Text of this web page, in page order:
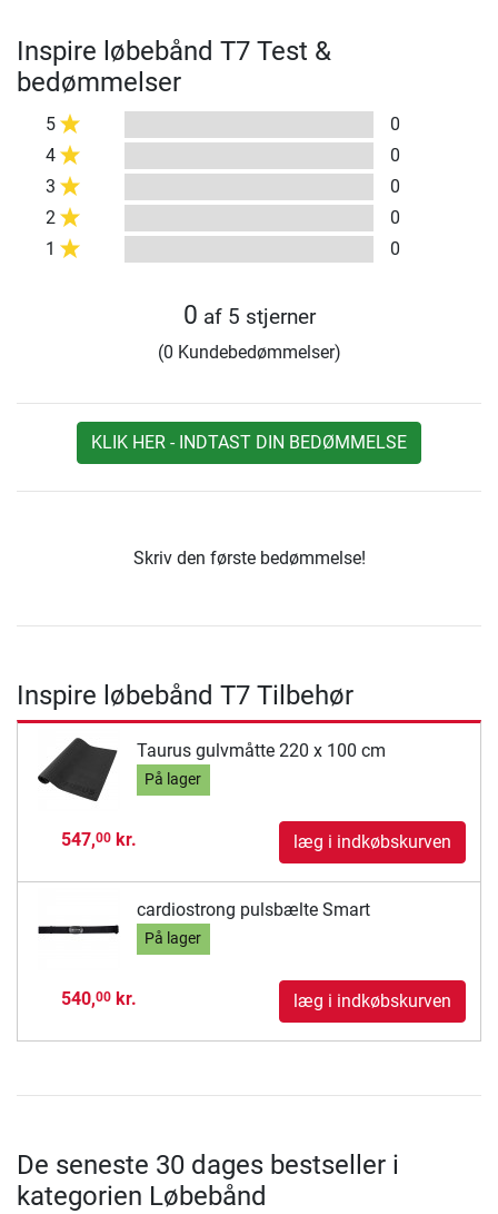
Inspire løbebånd T7 Test &
bedømmelser
5
0
4
0
3
0
2
0
1
0
0 af 5 stjerner
(0 Kundebedømmelser)
KLIK HER - INDTAST DIN BEDØMMELSE
Skriv den første bedømmelse!
Inspire løbebånd T7 Tilbehør
Taurus gulvmåtte 220 x 100 cm
På lager
547,00kr. læg i indkøbskurven
cardiostrong pulsbælte Smart
På lager
540,00kr. læg i indkøbskurven
De seneste 30 dages bestseller i
kategorien Løbebånd